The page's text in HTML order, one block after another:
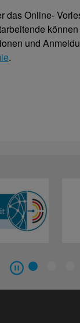
das Online-
und
.